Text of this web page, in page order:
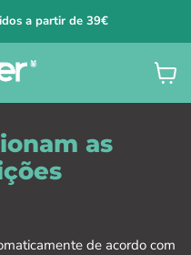
a partir de 39€
Ver
carrito
as
de acordo com